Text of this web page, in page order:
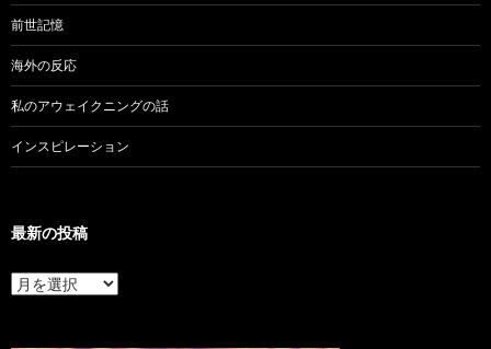
前世記憶
海外の反応
私のアウェイクニングの話
インスピレーション
最新の投稿
最
新